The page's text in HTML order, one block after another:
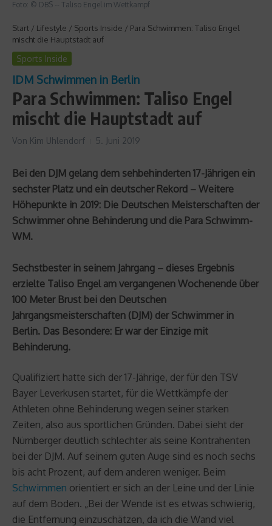
Foto: © DBS -- Taliso Engel im Wettkampf
Start / Lifestyle / Sports Inside / Para Schwimmen: Taliso Engel
mischt die Hauptstadt auf
Sports Inside
IDM Schwimmen in Berlin
Para Schwimmen: Taliso Engel
mischt die Hauptstadt auf
Von Kim Uhlendorf 5. Juni 2019
Bei den DJM gelang dem sehbehinderten 17-Jährigen ein
sechster Platz und ein deutscher Rekord – Weitere
Höhepunkte in 2019: Die Deutschen Meisterschaften der
Schwimmer ohne Behinderung und die Para Schwimm-
WM.
Sechstbester in seinem Jahrgang – dieses Ergebnis
erzielte Taliso Engel am vergangenen Wochenende über
100 Meter Brust bei den Deutschen
Jahrgangsmeisterschaften (DJM) der Schwimmer in
Berlin. Das Besondere: Er war der Einzige mit
Behinderung.
Qualifiziert hatte sich der 17-Jährige, der für den TSV
Bayer Leverkusen startet, für die Wettkämpfe der
Athleten ohne Behinderung wegen seiner starken
Zeiten, also aus sportlichen Gründen. Dabei sieht der
Nürnberger deutlich schlechter als seine Kontrahenten
bei der DJM. Auf seinem guten Auge sind es noch sechs
bis acht Prozent, auf dem anderen weniger. Beim
Schwimmen orientiert er sich an der Leine und der Linie
auf dem Boden. „Bei der Wende ist es etwas schwierig,
die Entfernung einzuschätzen, da ich die Wand viel